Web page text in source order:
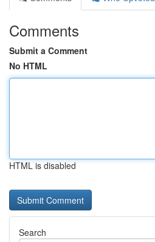
Comments
Submit a Comment
No HTML
HTML is disabled
Search